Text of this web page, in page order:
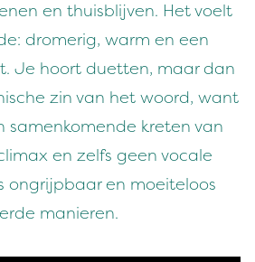
en thuisblijven. Het voelt
dromerig, warm en een
Je hoort duetten, maar dan
zin van het woord, want
kreten van
en zelfs geen vocale
ongrijpbaar en moeiteloos
manieren.